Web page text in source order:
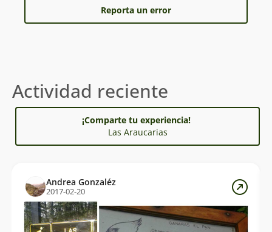
Reporta un error
Actividad reciente
¡Comparte tu experiencia!
Las Araucarias
Andrea Gonzaléz
2017-02-20